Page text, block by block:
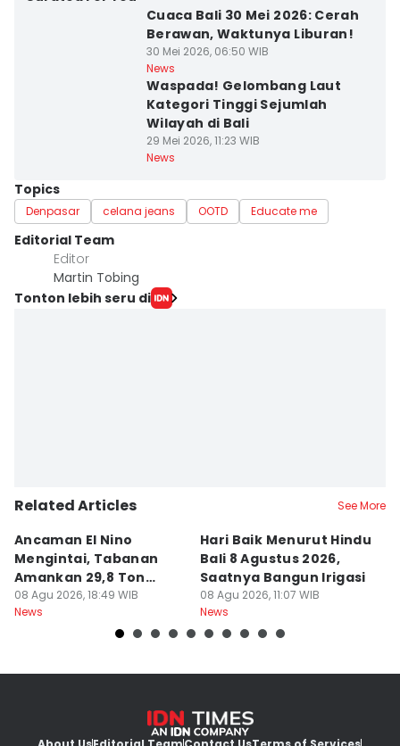
Cuaca Bali 30 Mei 2026: Cerah
Berawan, Waktunya Liburan!
30 Mei 2026, 06:50 WIB
News
Waspada! Gelombang Laut
Kategori Tinggi Sejumlah
Wilayah di Bali
29 Mei 2026, 11:23 WIB
News
Topics
Denpasar celana jeans OOTD Educate me
Editorial Team
Editor
Martin Tobing
Tonton lebih seru di
Related Articles See More
Ancaman El Nino
Mengintai, Tabanan
Amankan 29,8 Ton
Beras
08 Agu 2026, 18:49 WIB
News
Hari Baik Menurut Hindu
Bali 8 Agustus 2026,
Saatnya Bangun Irigasi
08 Agu 2026, 11:07 WIB
News